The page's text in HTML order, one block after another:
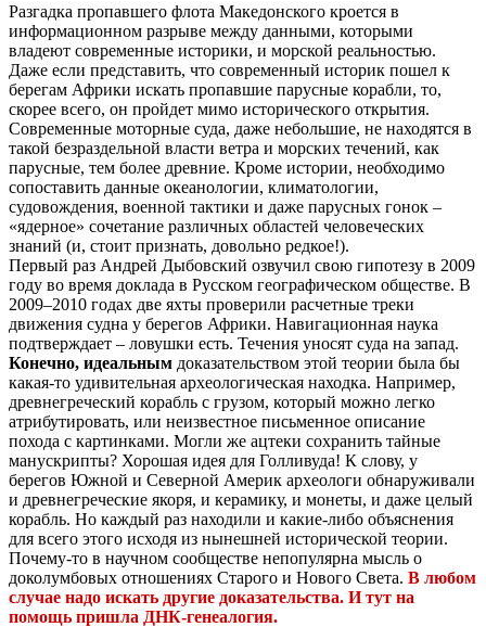
Разгадка пропавшего флота Македонского кроется в
информационном разрыве между данными, которыми
владеют современные историки, и морской реальностью.
Даже если представить, что современный историк пошел к
берегам Африки искать пропавшие парусные корабли, то,
скорее всего, он пройдет мимо исторического открытия.
Современные моторные суда, даже небольшие, не находятся в
такой безраздельной власти ветра и морских течений, как
парусные, тем более древние. Кроме истории, необходимо
сопоставить данные океанологии, климатологии,
судовождения, военной тактики и даже парусных гонок –
«ядерное» сочетание различных областей человеческих
знаний (и, стоит признать, довольно редкое!).
Первый раз Андрей Дыбовский озвучил свою гипотезу в 2009
году во время доклада в Русском географическом обществе. В
2009–2010 годах две яхты проверили расчетные треки
движения судна у берегов Африки. Навигационная наука
подтверждает – ловушки есть. Течения уносят суда на запад.
Конечно, идеальным доказательством этой теории была бы
какая-то удивительная археологическая находка. Например,
древнегреческий корабль с грузом, который можно легко
атрибутировать, или неизвестное письменное описание
похода с картинками. Могли же ацтеки сохранить тайные
манускрипты? Хорошая идея для Голливуда! К слову, у
берегов Южной и Северной Америк археологи обнаруживали
и древнегреческие якоря, и керамику, и монеты, и даже целый
корабль. Но каждый раз находили и какие-либо объяснения
для всего этого исходя из нынешней исторической теории.
Почему-то в научном сообществе непопулярна мысль о
доколумбовых отношениях Старого и Нового Света. В любом
случае надо искать другие доказательства. И тут на
помощь пришла ДНК-генеалогия.